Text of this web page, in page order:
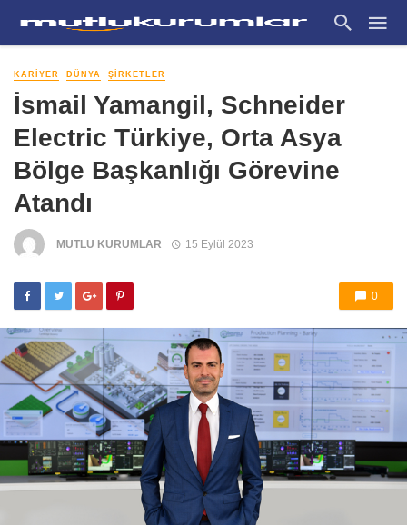
KARIYER DÜNYA ŞIRKETLER
İsmail Yamangil, Schneider
Electric Türkiye, Orta Asya
Bölge Başkanlığı Görevine
Atandı
MUTLU KURUMLAR 15 Eylül 2023
0